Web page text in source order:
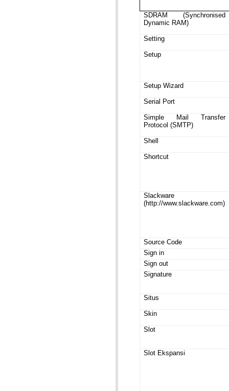
SDRAM (Synchronised
Dynamic RAM)
Setting
Setup
Setup Wizard
Serial Port
Simple Mail Transfer
Protocol (SMTP)
Shell
Shortcut
Slackware
(http://www.slackware.com)
Source Code
Sign in
Sign out
Signature
Situs
Skin
Slot
Slot Ekspansi